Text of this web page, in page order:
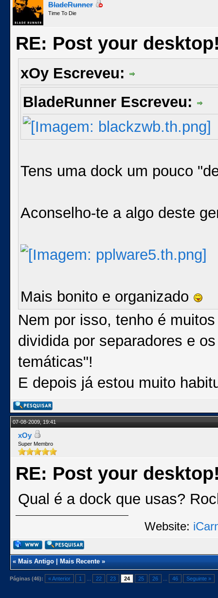
BladeRunner
Time To Die
RE: Post your
xOy Escreveu:
BladeRunner Escreveu:
Tens uma dock um pouco
Aconselho-te a algo deste
Mais bonito e organizado
Nem por isso, tenho é
dividida por separadores e
temáticas"!
E depois já estou muito
07-08-2009, 19:41
xOy
Super Membro
RE: Post your
Qual é a dock que usas?
Website:
«Mais Antigo|Mais Recente»
Páginas (46): « Anterior 1 22 23 24 25 26 46 Seguinte »